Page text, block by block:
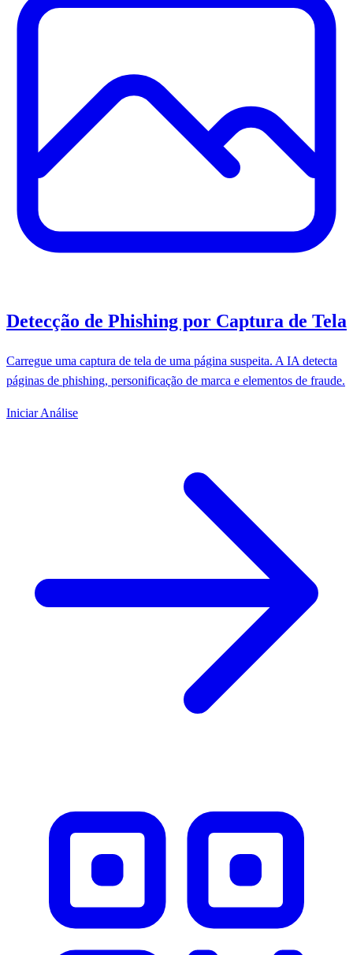
Detecção de Phishing por Captura de Tela
Carregue uma captura de tela de uma página suspeita. A IA detecta
páginas de phishing, personificação de marca e elementos de fraude.
Iniciar Análise